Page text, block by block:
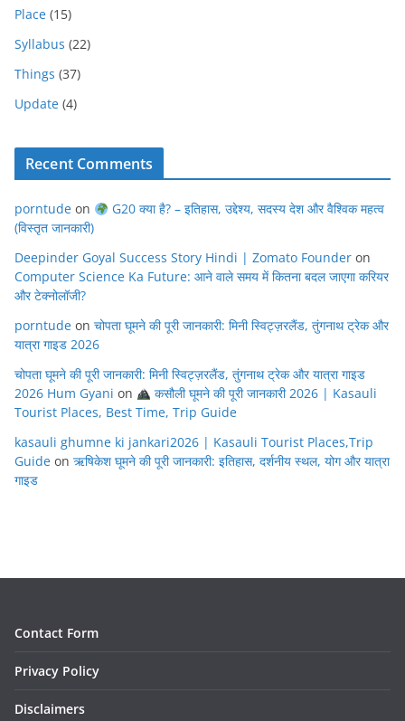
Place (15)
Syllabus (22)
Things (37)
Update (4)
Recent Comments
porntude on
G20 क्या है? – इतिहास, उद्देश्य, सदस्य देश और वैश्विक महत्व
(विस्तृत जानकारी)
Deepinder Goyal Success Story Hindi | Zomato Founder on
Computer Science Ka Future: आने वाले समय में कितना बदल जाएगा करियर
और टेक्नोलॉजी?
porntude on चोपता घूमने की पूरी जानकारी: मिनी स्विट्ज़रलैंड, तुंगनाथ ट्रेक और
यात्रा गाइड 2026
चोपता घूमने की पूरी जानकारी: मिनी स्विट्ज़रलैंड, तुंगनाथ ट्रेक और यात्रा गाइड
2026 Hum Gyani on
कसौली घूमने की पूरी जानकारी 2026 | Kasauli
Tourist Places, Best Time, Trip Guide
kasauli ghumne ki jankari2026 | Kasauli Tourist Places,Trip
Guide on ऋषिकेश घूमने की पूरी जानकारी: इतिहास, दर्शनीय स्थल, योग और यात्रा
गाइड
Contact Form
Privacy Policy
Disclaimers